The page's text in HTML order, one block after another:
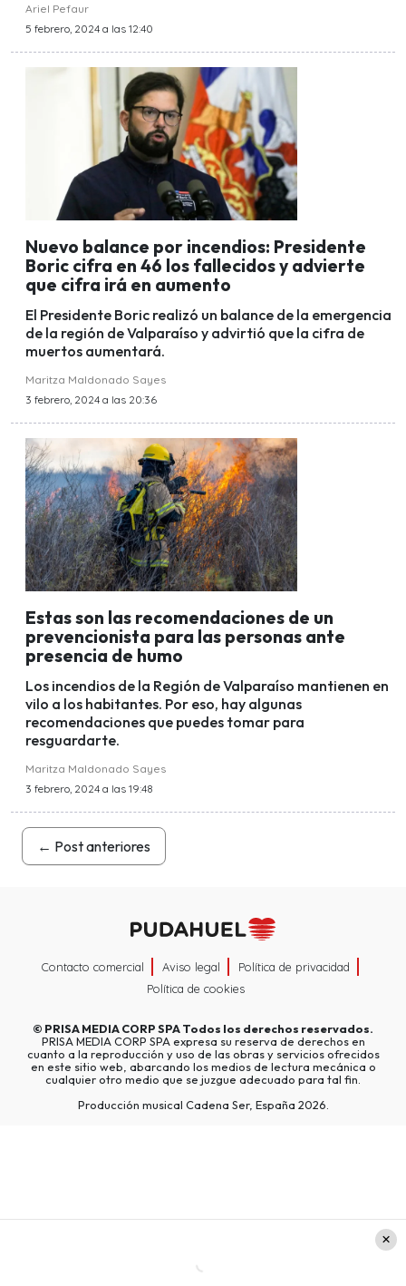
Ariel Pefaur
5 febrero, 2024 a las 12:40
Nuevo balance por incendios: Presidente
Boric cifra en 46 los fallecidos y advierte
que cifra irá en aumento
El Presidente Boric realizó un balance de la emergencia
de la región de Valparaíso y advirtió que la cifra de
muertos aumentará.
Maritza Maldonado Sayes
3 febrero, 2024 a las 20:36
Estas son las recomendaciones de un
prevencionista para las personas ante
presencia de humo
Los incendios de la Región de Valparaíso mantienen en
vilo a los habitantes. Por eso, hay algunas
recomendaciones que puedes tomar para
resguardarte.
Maritza Maldonado Sayes
3 febrero, 2024 a las 19:48
← Post anteriores
Contacto comercial Aviso legal
Política de privacidad
Política de cookies
© PRISA MEDIA CORP SPATodos los derechos reservados.
PRISA MEDIA CORP SPA expresa su reserva de derechos en
cuanto a la reproducción y uso de las obras y servicios ofrecidos
en este sitio web, abarcando los medios de lectura mecánica o
cualquier otro medio que se juzgue adecuado para tal fin.
Producción musical Cadena Ser, España 2026.